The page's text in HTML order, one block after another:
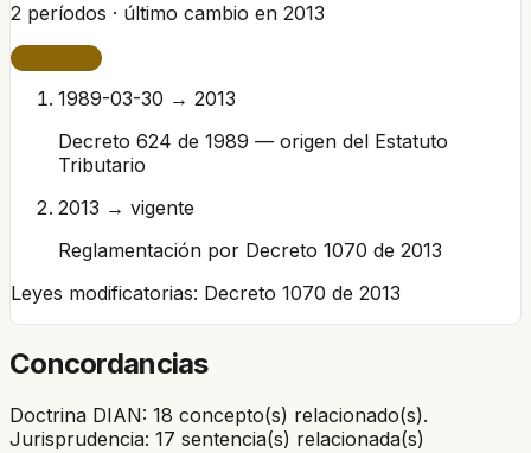
2 períodos · último cambio en 2013
1989-03-30 → 2013
Decreto 624 de 1989 — origen del Estatuto
Tributario
2013 → vigente
Reglamentación por Decreto 1070 de 2013
Leyes modificatorias: Decreto 1070 de 2013
Concordancias
Doctrina DIAN: 18 concepto(s) relacionado(s).
Jurisprudencia: 17 sentencia(s) relacionada(s)